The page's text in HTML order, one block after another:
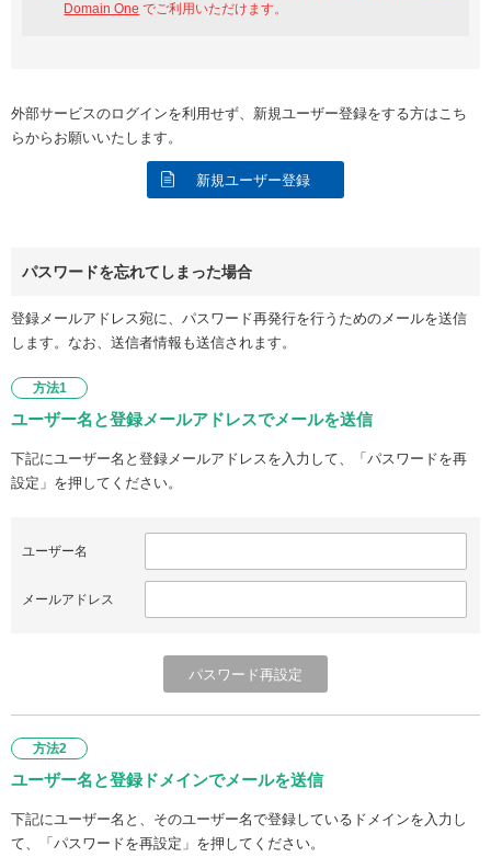
Domain One でご利用いただけます。
外部サービスのログインを利用せず、新規ユーザー登録をする方はこち
らからお願いいたします。
新規ユーザー登録
パスワードを忘れてしまった場合
登録メールアドレス宛に、パスワード再発行を行うためのメールを送信
します。なお、送信者情報も送信されます。
方法1
ユーザー名と登録メールアドレスでメールを送信
下記にユーザー名と登録メールアドレスを入力して、「パスワードを再
設定」を押してください。
ユーザー名
メールアドレス
方法2
ユーザー名と登録ドメインでメールを送信
下記にユーザー名と、そのユーザー名で登録しているドメインを入力し
て、「パスワードを再設定」を押してください。